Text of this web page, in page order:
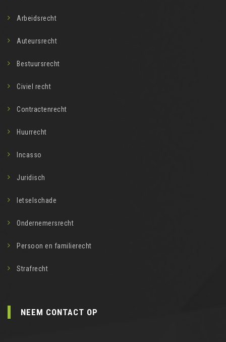
Arbeidsrecht
Auteursrecht
Bestuursrecht
Civiel recht
Contractenrecht
Huurrecht
Incasso
Juridisch
letselschade
Ondernemersrecht
Persoon en familierecht
Strafrecht
NEEM CONTACT OP